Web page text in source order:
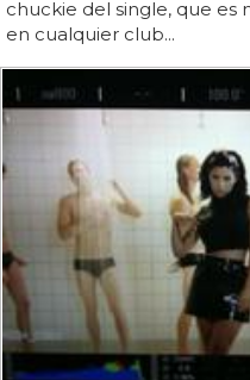
chuckie del single, que es
en cualquier club...